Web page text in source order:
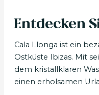
Entdecken
Cala Llonga ist ein
Ostküste Ibizas. Mit
dem kristallklaren
einen erholsamen